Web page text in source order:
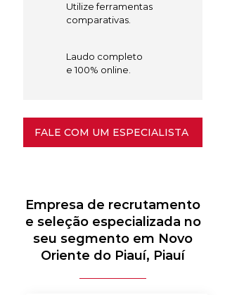
Utilize ferramentas
comparativas.
Laudo completo
e 100% online.
FALE COM UM ESPECIALISTA
Empresa de recrutamento
e seleção especializada no
seu segmento em Novo
Oriente do Piauí, Piauí